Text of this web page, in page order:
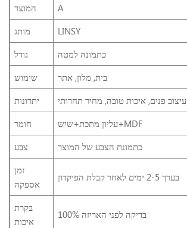
המוצר
A
מותג
LINSY
גודל
כתמונה למטה
שימוש
בית, מלון, אתר
יתרונות
עיצוב פנים, איכות טובה, מחיר תחרותי
חומר
עליון מתכת+שיש+MDF
צבע
כתמונת הצבע של המוצר
זמן
אספקה
בערך 2-5 ימים לאחר קבלת הפיקדון
בקרת
איכות
100% בדיקה לפני האריזה